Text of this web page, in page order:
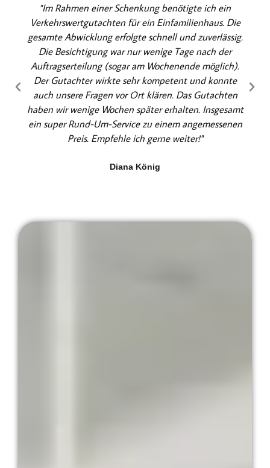
e
r
t
e
t
m
i
t
5
v
n
"Im Rahmen einer Schenkung benötigte ich ein
Verkehrswertgutachten für ein Einfamilienhaus. Die
gesamte Abwicklung erfolgte schnell und zuverlässig.
Die Besichtigung war nur wenige Tage nach der
Auftragserteilung (sogar am Wochenende möglich).
Der Gutachter wirkte sehr kompetent und konnte
auch unsere Fragen vor Ort klären. Das Gutachten
haben wir wenige Wochen später erhalten. Insgesamt
ein super Rund-Um-Service zu einem angemessenen
Preis. Empfehle ich gerne weiter!"
Diana König